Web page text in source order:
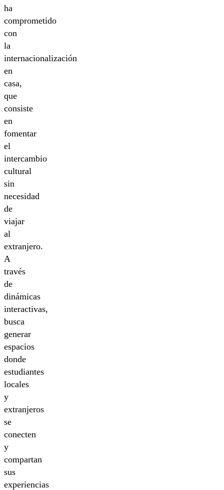
ha
comprometido
con
la
internacionalización
en
casa,
que
consiste
en
fomentar
el
intercambio
cultural
sin
necesidad
de
viajar
al
extranjero.
A
través
de
dinámicas
interactivas,
busca
generar
espacios
donde
estudiantes
locales
y
extranjeros
se
conecten
y
compartan
sus
experiencias